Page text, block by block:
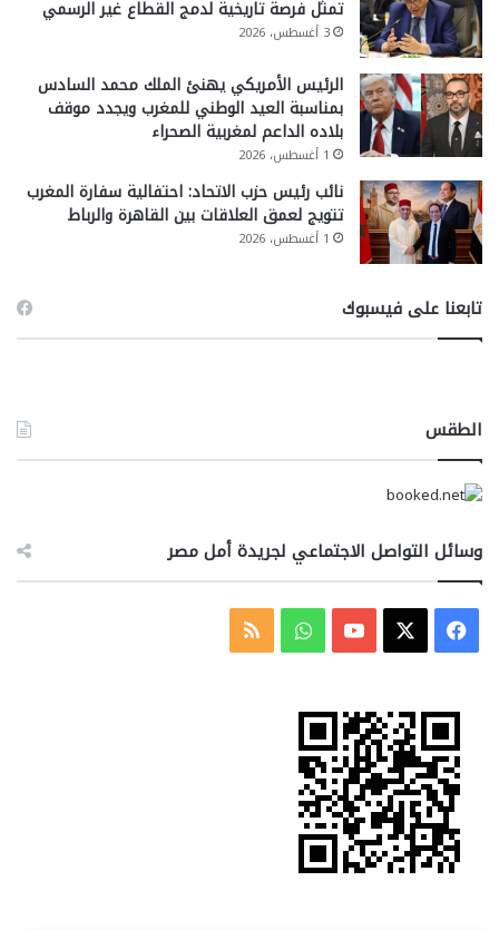
تمثل فرصة تاريخية لدمج القطاع غير الرسمي
3 أغسطس، 2026
الرئيس الأمريكي يهنئ الملك محمد السادس
بمناسبة العيد الوطني للمغرب ويجدد موقف
بلاده الداعم لمغربية الصحراء
1 أغسطس، 2026
نائب رئيس حزب الاتحاد: احتفالية سفارة المغرب
تتويج لعمق العلاقات بين القاهرة والرباط
1 أغسطس، 2026
تابعنا على فيسبوك
الطقس
وسائل التواصل الاجتماعي لجريدة أمل مصر
فيسبوك ‫YouTubeواتسابملخص